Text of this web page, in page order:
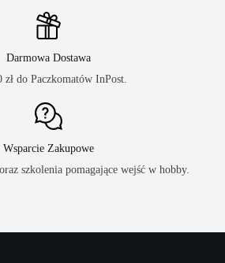
Darmowa Dostawa
zł do Paczkomatów InPost.
Wsparcie Zakupowe
szkolenia pomagające wejść w hobby.